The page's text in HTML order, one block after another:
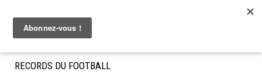
RECORDS DU FOOTBALL